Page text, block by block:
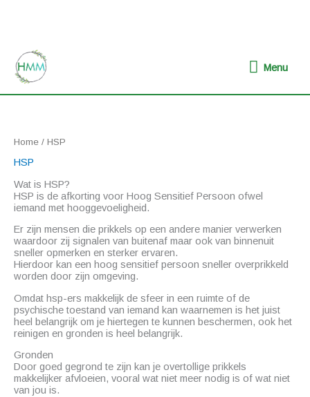
Menu
Home / HSP
HSP
Wat is HSP?
HSP is de afkorting voor Hoog Sensitief Persoon ofwel
iemand met hooggevoeligheid.
Er zijn mensen die prikkels op een andere manier verwerken
waardoor zij signalen van buitenaf maar ook van binnenuit
sneller opmerken en sterker ervaren.
Hierdoor kan een hoog sensitief persoon sneller overprikkeld
worden door zijn omgeving.
Omdat hsp-ers makkelijk de sfeer in een ruimte of de
psychische toestand van iemand kan waarnemen is het juist
heel belangrijk om je hiertegen te kunnen beschermen, ook het
reinigen en gronden is heel belangrijk.
Gronden
Door goed gegrond te zijn kan je overtollige prikkels
makkelijker afvloeien, vooral wat niet meer nodig is of wat niet
van jou is.